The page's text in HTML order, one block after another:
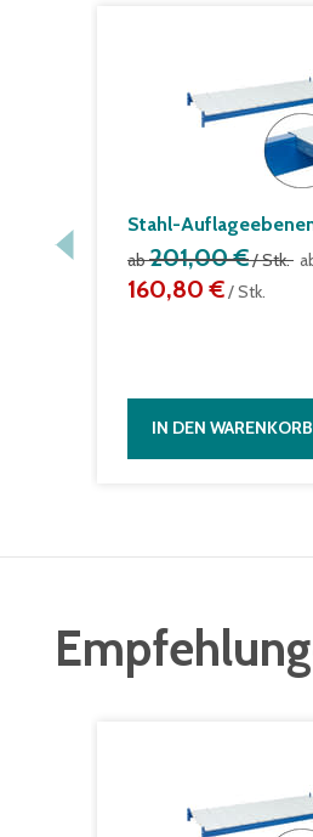
Stahl-
ab201,00 €/ Stk.
160,80 €/ Stk.
IN DEN WARENKORB